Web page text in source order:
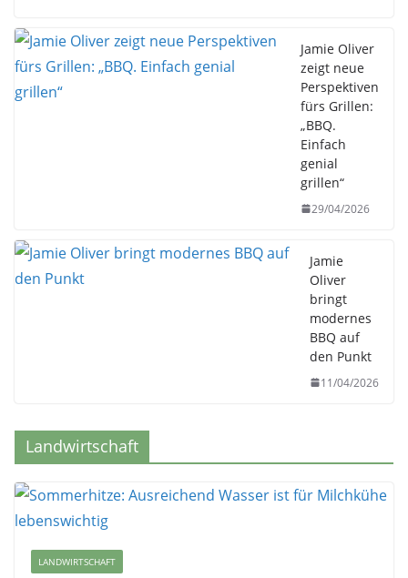
Jamie Oliver
zeigt neue
Perspektiven
fürs Grillen:
„BBQ.
Einfach
genial
grillen“
29/04/2026
Jamie
Oliver
bringt
modernes
BBQ auf
den Punkt
11/04/2026
Landwirtschaft
LANDWIRTSCHAFT